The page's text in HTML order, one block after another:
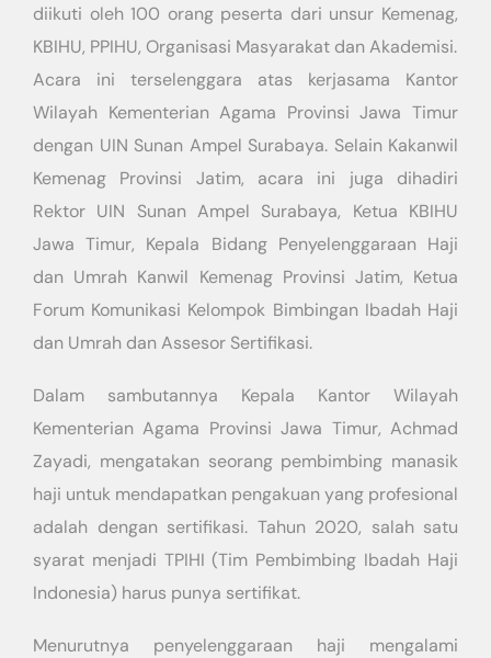
diikuti oleh 100 orang peserta dari unsur Kemenag,
KBIHU, PPIHU, Organisasi Masyarakat dan Akademisi.
Acara ini terselenggara atas kerjasama Kantor
Wilayah Kementerian Agama Provinsi Jawa Timur
dengan UIN Sunan Ampel Surabaya. Selain Kakanwil
Kemenag Provinsi Jatim, acara ini juga dihadiri
Rektor UIN Sunan Ampel Surabaya, Ketua KBIHU
Jawa Timur, Kepala Bidang Penyelenggaraan Haji
dan Umrah Kanwil Kemenag Provinsi Jatim, Ketua
Forum Komunikasi Kelompok Bimbingan Ibadah Haji
dan Umrah dan Assesor Sertifikasi.
Dalam sambutannya Kepala Kantor Wilayah
Kementerian Agama Provinsi Jawa Timur, Achmad
Zayadi, mengatakan seorang pembimbing manasik
haji untuk mendapatkan pengakuan yang profesional
adalah dengan sertifikasi. Tahun 2020, salah satu
syarat menjadi TPIHI (Tim Pembimbing Ibadah Haji
Indonesia) harus punya sertifikat.
Menurutnya penyelenggaraan haji mengalami